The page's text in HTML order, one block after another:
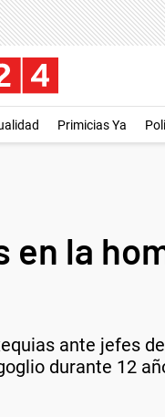
Primicias Ya
en la
ante jefes
durante 12